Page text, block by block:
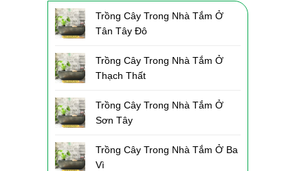
Trồng Cây Trong Nhà Tắm Ở
Tân Tây Đô
Trồng Cây Trong Nhà Tắm Ở
Thạch Thất
Trồng Cây Trong Nhà Tắm Ở
Sơn Tây
Trồng Cây Trong Nhà Tắm Ở Ba
Vì